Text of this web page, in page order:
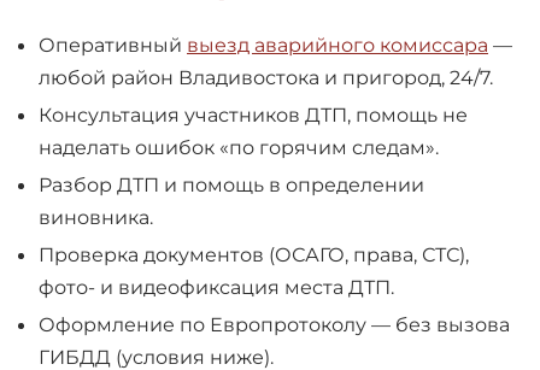
Оперативный выезд аварийного комиссара —
любой район Владивостока и пригород, 24/7.
Консультация участников ДТП, помощь не
наделать ошибок «по горячим следам».
Разбор ДТП и помощь в определении
виновника.
Проверка документов (ОСАГО, права, СТС),
фото- и видеофиксация места ДТП.
Оформление по Европротоколу — без вызова
ГИБДД (условия ниже).